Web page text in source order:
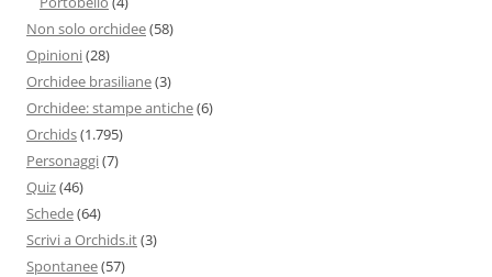
Non solo orchidee(58)
Opinioni(28)
Orchidee brasiliane(3)
Orchidee: stampe antiche(6)
Orchids(1.795)
Personaggi(7)
Quiz(46)
Schede(64)
Scrivi a Orchids.it(3)
Spontanee(57)